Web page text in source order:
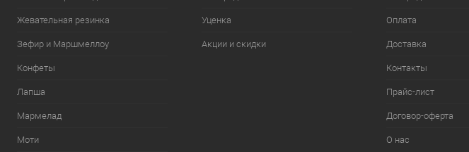
Жевательная резинка
Зефир и Маршмеллоу
Конфеты
Лапша
Мармелад
Моти
Уценка
Акции и скидки
Оплата
Доставка
Контакты
Прайс-лист
Договор-оферта
О нас